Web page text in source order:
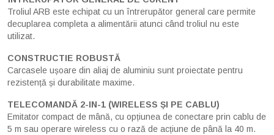
Troliul ARB este echipat cu un întrerupător general care permite
decuplarea completa a alimentării atunci când troliul nu este
utilizat.
CONSTRUCTIE ROBUSTĂ
Carcasele ușoare din aliaj de aluminiu sunt proiectate pentru
rezistență și durabilitate maxime.
TELECOMANDĂ 2-IN-1 (WIRELESS ȘI PE CABLU)
Emitator compact de mână, cu opțiunea de conectare prin cablu de
5 m sau operare wireless cu o rază de acțiune de până la 40 m.